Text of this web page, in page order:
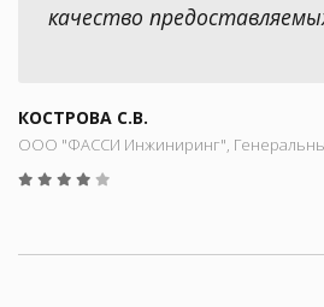
качество
КОСТРОВА С.В.
ООО "ФАССИ Инжиниринг",